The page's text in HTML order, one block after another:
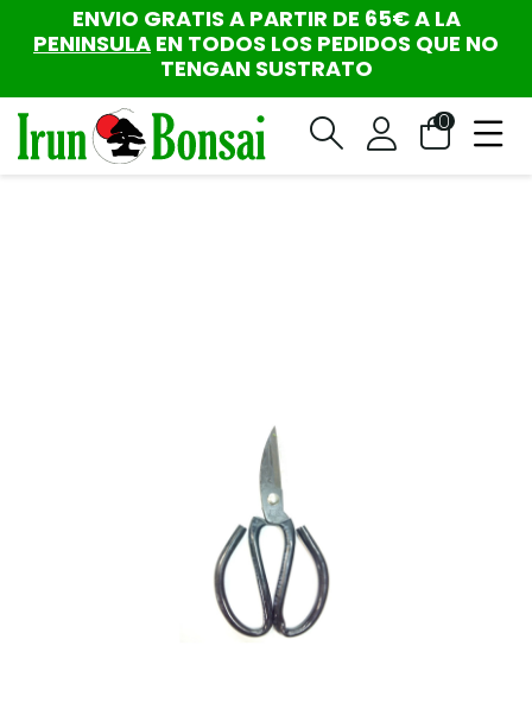
ENVIO GRATIS A PARTIR DE 65€ A LA
PENINSULA EN TODOS LOS PEDIDOS QUE NO
TENGAN SUSTRATO
0